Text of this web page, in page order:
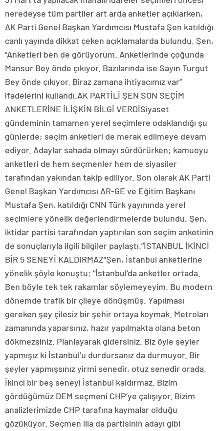
neredeyse tüm partiler art arda anketler açıklarken,
AK Parti Genel Başkan Yardımcısı Mustafa Şen katıldığı
canlı yayında dikkat çeken açıklamalarda bulundu. Şen,
“Anketleri ben de görüyorum. Anketlerinde çoğunda
Mansur Bey önde çıkıyor. Bazılarında ise Sayın Turgut
Bey önde çıkıyor. Biraz zamana ihtiyacımız var”
ifadelerini kullandı.AK PARTİLİ ŞEN SON SEÇİM
ANKETLERİNE İLİŞKİN BİLGİ VERDİSiyaset
gündeminin tamamen yerel seçimlere odaklandığı şu
günlerde; seçim anketleri de merak edilmeye devam
ediyor. Adaylar sahada olmayı sürdürürken; kamuoyu
anketleri de hem seçmenler hem de siyasiler
tarafından yakından takip ediliyor. Son olarak AK Parti
Genel Başkan Yardımcısı AR-GE ve Eğitim Başkanı
Mustafa Şen, katıldığı CNN Türk yayınında yerel
seçimlere yönelik değerlendirmelerde bulundu. Şen,
iktidar partisi tarafından yaptırılan son seçim anketinin
de sonuçlarıyla ilgili bilgiler paylaştı.”İSTANBUL İKİNCİ
BİR 5 SENEYİ KALDIRMAZ”Şen, İstanbul anketlerine
yönelik şöyle konuştu; “İstanbul’da anketler ortada.
Ben böyle tek tek rakamlar söylemeyeyim. Bu modern
dönemde trafik bir çileye dönüşmüş. Yapılması
gereken şey çilesiz bir şehir ortaya koymak. Metroları
zamanında yaparsınız, hazır yapılmakta olana beton
dökmezsiniz. Planlayarak gidersiniz. Biz öyle şeyler
yapmışız ki İstanbul’u durdursanız da durmuyor. Bir
şeyler yapmışsınız yirmi senedir, otuz senedir orada.
İkinci bir beş seneyi İstanbul kaldırmaz. Bizim
gördüğümüz DEM seçmeni CHP’ye çalışıyor. Bizim
analizlerimizde CHP tarafına kaymalar olduğu
gözüküyor. Seçmen illa da partisinin adayı gibi